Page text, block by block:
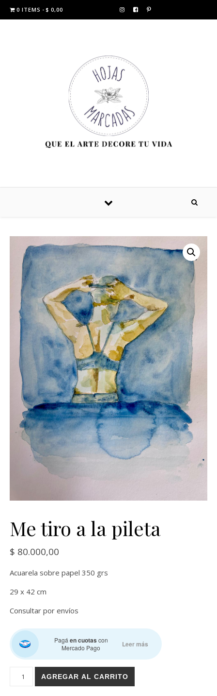
0 ITEMS $ 0,00
Me tiro a la pileta
$ 80.000,00
Acuarela sobre papel 350 grs
29 x 42 cm
Consultar por envíos
Pagáen cuotas con
Mercado Pago
Leer más
Me tiro a la pileta cantidad
AGREGAR AL CARRITO